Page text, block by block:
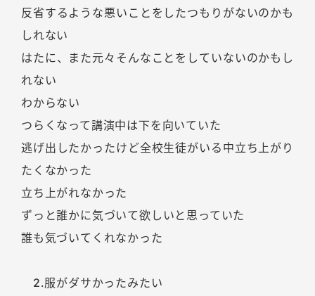
反省するような悪いことをしたつもりがないのかも
しれない
はたに、また元々そんなことをしていないのかもし
れない
わからない
つらくなって講演中は下を向いていた
逃げ出したかったけど全校生徒がいる中立ち上がり
たくなかった
立ち上がれなかった
ずっと誰かに気づいて欲しいと思っていた
誰も気づいてくれなかった
2.服がダサかったみたい